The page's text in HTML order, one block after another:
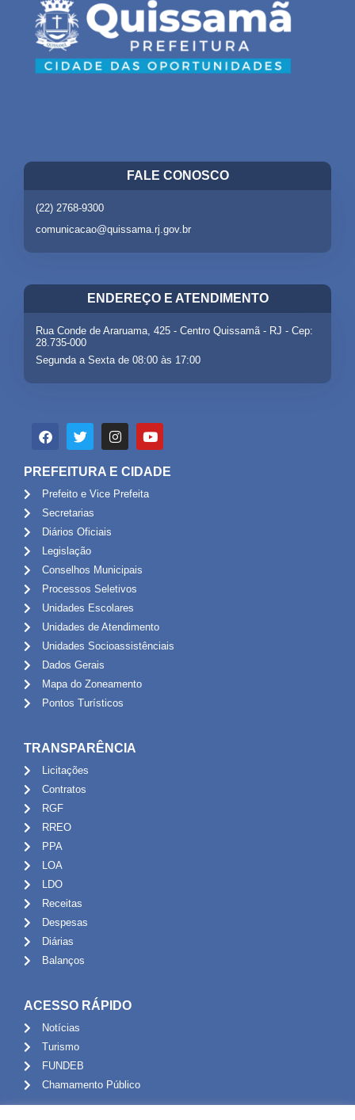
FALE CONOSCO
(22) 2768-9300
comunicacao@quissama.rj.gov.br
ENDEREÇO E ATENDIMENTO
Rua Conde de Araruama, 425 - Centro Quissamã - RJ - Cep:
28.735-000
Segunda a Sexta de 08:00 às 17:00
PREFEITURA E CIDADE
Prefeito e Vice Prefeita
Secretarias
Diários Oficiais
Legislação
Conselhos Municipais
Processos Seletivos
Unidades Escolares
Unidades de Atendimento
Unidades Socioassistênciais
Dados Gerais
Mapa do Zoneamento
Pontos Turísticos
TRANSPARÊNCIA
Licitações
Contratos
RGF
RREO
PPA
LOA
LDO
Receitas
Despesas
Diárias
Balanços
ACESSO RÁPIDO
Notícias
Turismo
FUNDEB
Chamamento Público